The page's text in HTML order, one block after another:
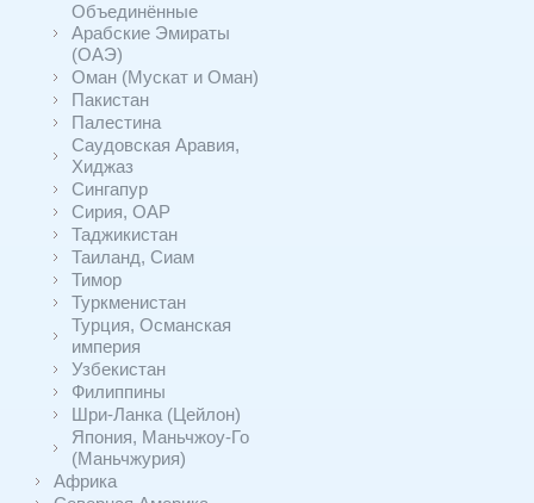
Объединённые
Арабские Эмираты
(ОАЭ)
Оман (Мускат и Оман)
Пакистан
Палестина
Саудовская Аравия,
Хиджаз
Сингапур
Сирия, ОАР
Таджикистан
Таиланд, Сиам
Тимор
Туркменистан
Турция, Османская
империя
Узбекистан
Филиппины
Шри-Ланка (Цейлон)
Япония, Маньчжоу-Го
(Маньчжурия)
Африка